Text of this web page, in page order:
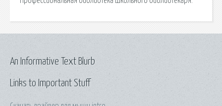
Links to Important Stuff
An Informative Text Blurb